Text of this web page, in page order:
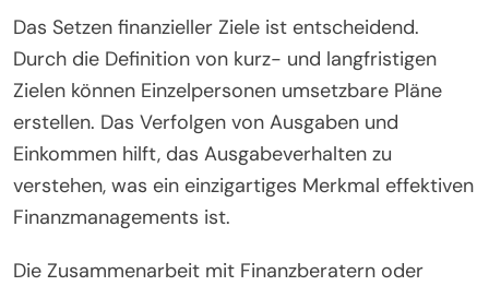
Das Setzen finanzieller Ziele ist entscheidend.
Durch die Definition von kurz- und langfristigen
Zielen können Einzelpersonen umsetzbare Pläne
erstellen. Das Verfolgen von Ausgaben und
Einkommen hilft, das Ausgabeverhalten zu
verstehen, was ein einzigartiges Merkmal effektiven
Finanzmanagements ist.
Die Zusammenarbeit mit Finanzberatern oder